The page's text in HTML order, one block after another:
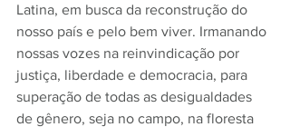
Latina, em busca da reconstrução do
nosso país e pelo bem viver. Irmanando
nossas vozes na reinvindicação por
justiça, liberdade e democracia, para
superação de todas as desigualdades
de gênero, seja no campo, na floresta